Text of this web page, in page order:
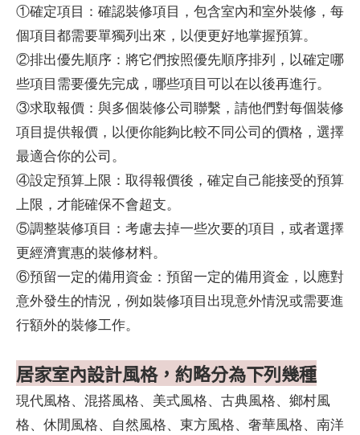
①確定項目：確認裝修項目，包含室內和室外裝修，每
個項目都需要單獨列出來，以便更好地掌握預算。
②排出優先順序：將它們按照優先順序排列，以確定哪
些項目需要優先完成，哪些項目可以在以後再進行。
③求取報價：與多個裝修公司聯繫，請他們對每個裝修
項目提供報價，以便你能夠比較不同公司的價格，選擇
最適合你的公司。
④設定預算上限：取得報價後，確定自己能接受的預算
上限，才能確保不會超支。
⑤調整裝修項目：考慮去掉一些次要的項目，或者選擇
更經濟實惠的裝修材料。
⑥預留一定的備用資金：預留一定的備用資金，以應對
意外發生的情況，例如裝修項目出現意外情況或需要進
行額外的裝修工作。
居家室內設計風格，約略分為下列幾種
現代風格、混搭風格、美式風格、古典風格、鄉村風
格、休閒風格、自然風格、東方風格、奢華風格、南洋